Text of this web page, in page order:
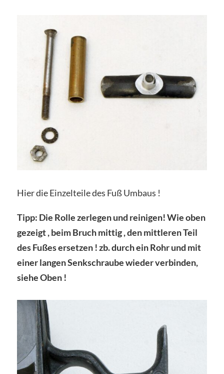
Hier die Einzelteile des Fuß Umbaus !
Tipp: Die Rolle zerlegen und reinigen! Wie oben
gezeigt , beim Bruch mittig , den mittleren Teil
des Fußes ersetzen ! zb. durch ein Rohr und mit
einer langen Senkschraube wieder verbinden,
siehe Oben !